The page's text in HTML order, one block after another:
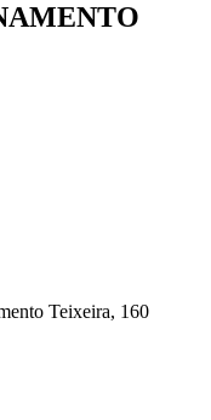
Teixeira, 160